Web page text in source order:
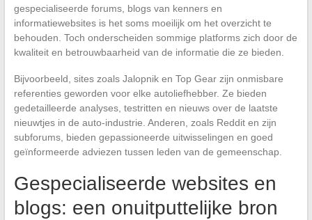
gespecialiseerde forums, blogs van kenners en
informatiewebsites is het soms moeilijk om het overzicht te
behouden. Toch onderscheiden sommige platforms zich door de
kwaliteit en betrouwbaarheid van de informatie die ze bieden.
Bijvoorbeeld, sites zoals Jalopnik en Top Gear zijn onmisbare
referenties geworden voor elke autoliefhebber. Ze bieden
gedetailleerde analyses, testritten en nieuws over de laatste
nieuwtjes in de auto-industrie. Anderen, zoals Reddit en zijn
subforums, bieden gepassioneerde uitwisselingen en goed
geïnformeerde adviezen tussen leden van de gemeenschap.
Gespecialiseerde websites en
blogs: een onuitputtelijke bron